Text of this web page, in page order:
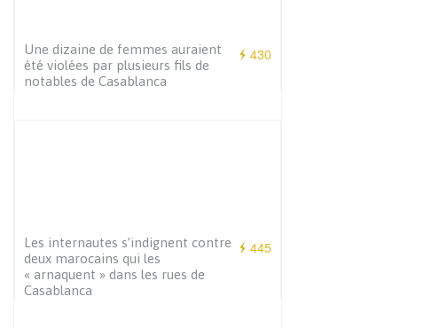
430
Une dizaine de femmes auraient
été violées par plusieurs fils de
notables de Casablanca
445
Les internautes s’indignent contre
deux marocains qui les
« arnaquent » dans les rues de
Casablanca